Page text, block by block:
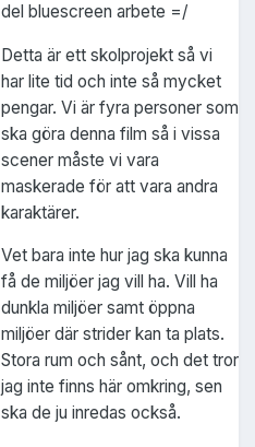
del bluescreen arbete =/
Detta är ett skolprojekt så vi
har lite tid och inte så mycket
pengar. Vi är fyra personer som
ska göra denna film så i vissa
scener måste vi vara
maskerade för att vara andra
karaktärer.
Vet bara inte hur jag ska kunna
få de miljöer jag vill ha. Vill ha
dunkla miljöer samt öppna
miljöer där strider kan ta plats.
Stora rum och sånt, och det tror
jag inte finns här omkring, sen
ska de ju inredas också.